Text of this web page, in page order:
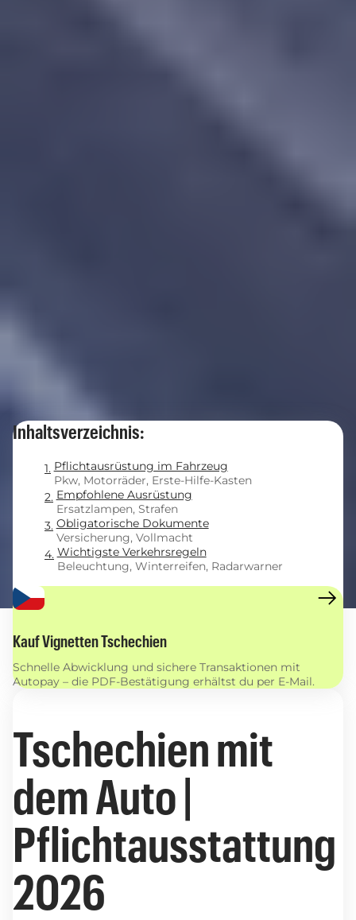
Inhaltsverzeichnis:
Pflichtausrüstung im Fahrzeug
Pkw, Motorräder, Erste-Hilfe-Kasten
Empfohlene Ausrüstung
Ersatzlampen, Strafen
Obligatorische Dokumente
Versicherung, Vollmacht
Wichtigste Verkehrsregeln
Beleuchtung, Winterreifen, Radarwarner
Kauf Vignetten Tschechien
Schnelle Abwicklung und sichere Transaktionen mit
Autopay – die PDF-Bestätigung erhältst du per E-Mail.
Tschechien mit
dem Auto |
Pflichtausstattung
2026